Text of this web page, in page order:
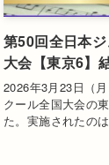
第50回全日本
大会【東京6】
2026年3月23日（
クール全国大会の
た。実施されたの